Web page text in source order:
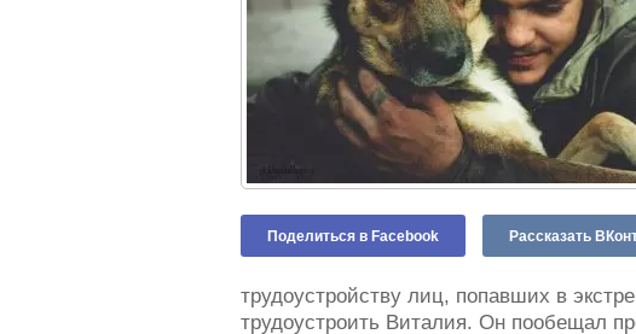
Поделиться в Facebook Рассказать
трудоустройству лиц, попавших в
трудоустроить Виталия. Он пообещал